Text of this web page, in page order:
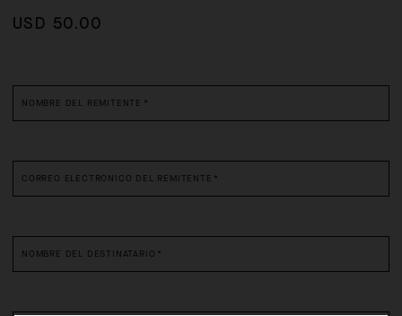
USD 50.00
fields
NOMBRE DEL REMITENTE *
CORREO ELECTRÓNICO DEL REMITENTE *
NOMBRE DEL DESTINATARIO *